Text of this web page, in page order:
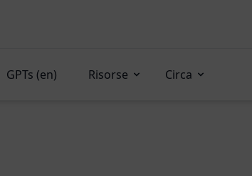
GPTs (en) Risorse Circa